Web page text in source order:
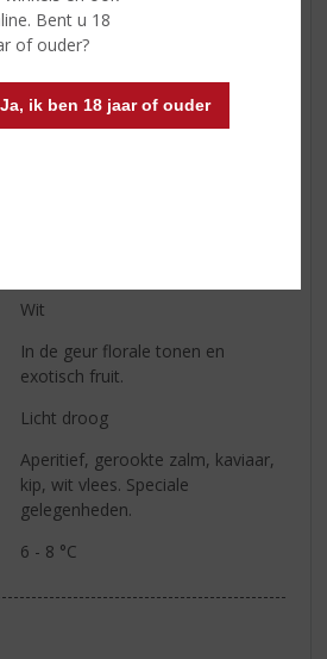
Bent u 18
of ouder?
Ja, ik ben 18 jaar of ouder
Champagne
Meunier
Wit
In de geur florale tonen en
exotisch fruit.
Licht droog
Aperitief, gerookte zalm, kaviaar,
kip, wit vlees. Speciale
gelegenheden.
6 - 8 °C